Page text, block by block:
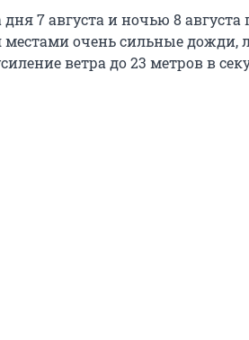
7 августа и ночью 8 августа
очень сильные дожди,
ветра до 23 метров в